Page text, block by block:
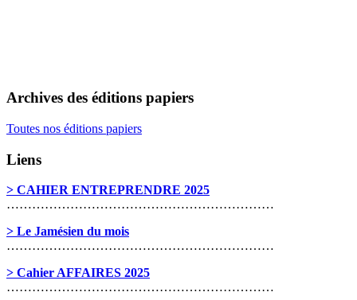
Archives des éditions papiers
Toutes nos éditions papiers
Liens
> CAHIER ENTREPRENDRE 2025
………………………………………………………
> Le Jamésien du mois
………………………………………………………
> Cahier AFFAIRES 2025
………………………………………………………